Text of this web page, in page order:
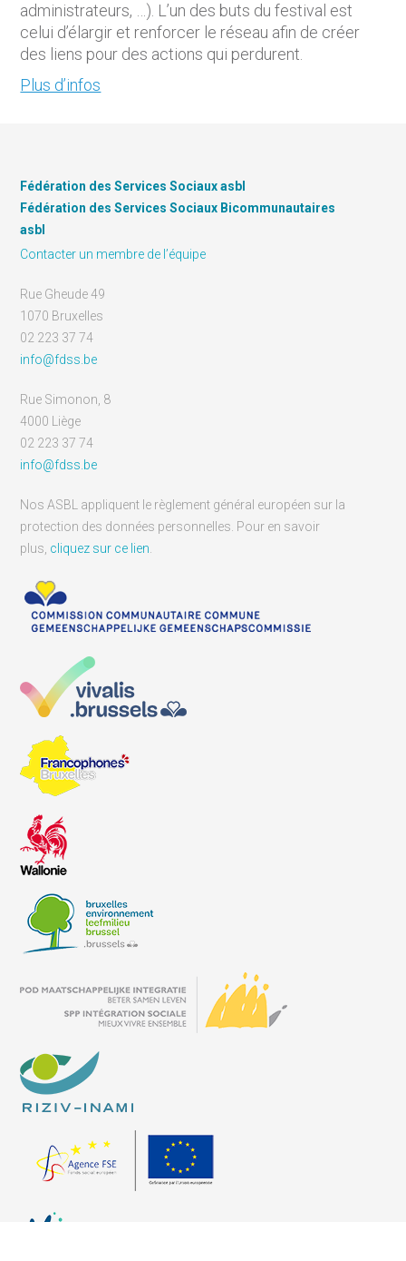
administrateurs, …). L’un des buts du festival est
celui d’élargir et renforcer le réseau afin de créer
des liens pour des actions qui perdurent.
Plus d’infos
Fédération des Services Sociaux asbl
Fédération des Services Sociaux Bicommunautaires
asbl
Contacter un membre de l’équipe
Rue Gheude 49
1070 Bruxelles
02 223 37 74
info@fdss.be
Rue Simonon, 8
4000 Liège
02 223 37 74
info@fdss.be
Nos ASBL appliquent le règlement général européen sur la
protection des données personnelles. Pour en savoir
plus, cliquez sur ce lien